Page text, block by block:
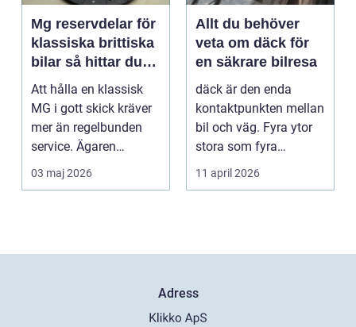
Mg reservdelar för
klassiska brittiska
bilar så hittar du
rätt delar
Att hålla en klassisk
MG i gott skick kräver
mer än regelbunden
service. Ägaren
behöver också ha kol...
03 maj 2026
Allt du behöver
veta om däck för
en säkrare bilresa
däck är den enda
kontaktpunkten mellan
bil och väg. Fyra ytor
stora som fyra
handflator avgör
bromss...
11 april 2026
Adress